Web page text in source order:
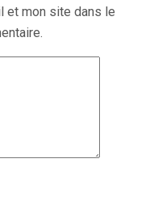
et mon site dans le